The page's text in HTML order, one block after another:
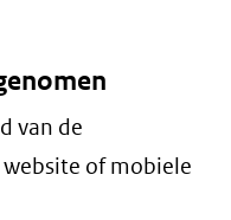
van de
of mobiele